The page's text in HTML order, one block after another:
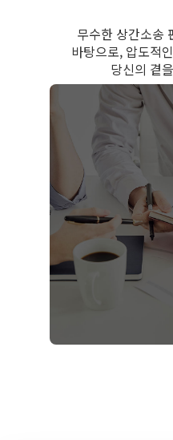
무수한 상간소송
바탕으로, 압도적
당신의 곁